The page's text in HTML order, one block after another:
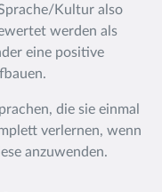
Kultur also
werden als
eine positive
die sie einmal
verlernen, wenn
anzuwenden.